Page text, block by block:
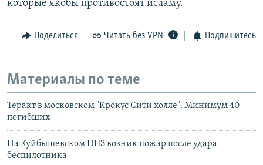
которые якобы противостоят исламу.
Поделиться Читать без VPN Подпишитесь
Материалы по теме
Теракт в московском "Крокус Сити холле". Минимум 40
погибших
На Куйбышевском НПЗ возник пожар после удара
беспилотника